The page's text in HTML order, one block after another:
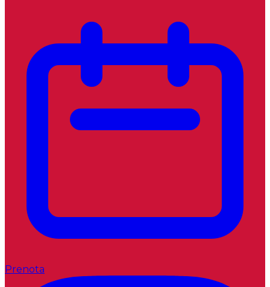
Prenota